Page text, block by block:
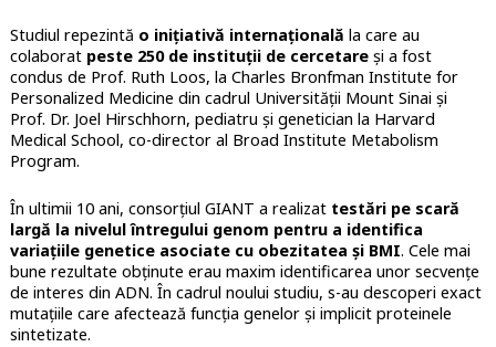
Studiul repezintă o inițiativă internațională la care au
colaboratpeste 250 de instituții de cercetareși a fost
condus de Prof. Ruth Loos, la Charles Bronfman Institute for
Personalized Medicine din cadrul Universității Mount Sinai și
Prof. Dr. Joel Hirschhorn, pediatru și genetician la Harvard
Medical School, co-director al Broad Institute Metabolism
Program.
În ultimii 10 ani, consorțiul GIANT a realizat testări pe scară
largă la nivelul întregului genom pentru a identifica
variațiile genetice asociate cu obezitatea și BMI. Cele mai
bune rezultate obținute erau maxim identificarea unor secvențe
de interes din ADN. În cadrul noului studiu, s-au descoperi exact
mutațiile care afectează funcția genelor și implicit proteinele
sintetizate.